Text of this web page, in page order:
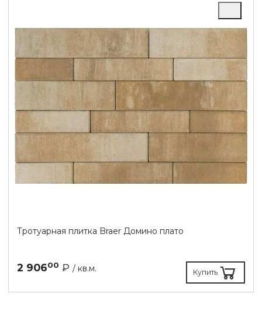
Тротуарная плитка Braer Домино плато
2 90600 ₽ / кв.м. Купить